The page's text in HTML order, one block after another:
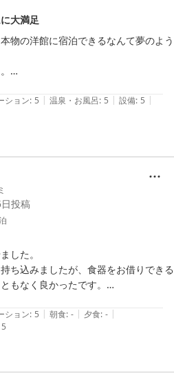
大満足
物の洋館に宿泊できるなんて夢のよう
思うのがサンルームなんですが、こち
っと座ってたくなるようなお部屋でし
は毎日営業されていないのですがチェ
イムだけ営業されていて、美味しいお
てすごくラッキーでした♡
ーハウス記念館に宿泊することができ
ション: 5 | 温泉・お風呂: 5 | 設備: 5 |
投稿
した。
ち込みましたが、食器をお借りできる
もなく良かったです。
ション: 5 | 朝食: - | 夕食: - |
5